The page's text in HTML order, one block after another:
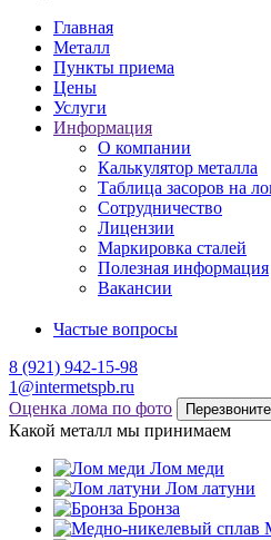
Главная
Металл
Пункты приема
Цены
Услуги
Информация
О компании
Калькулятор металла
Таблица засоров на
Сотрудничество
Лицензии
Маркировка сталей
Полезная информация
Вакансии
Частые вопросы
8 (921) 942-15-98
1@intermetspb.ru
Оценка лома по фото
Какой металл мы принимаем
Лом меди
Лом латуни
Бронза